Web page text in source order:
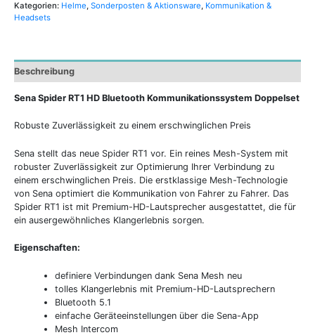
Kategorien: Helme, Sonderposten & Aktionsware, Kommunikation &
Headsets
Beschreibung
Sena Spider RT1 HD Bluetooth Kommunikationssystem Doppelset
Robuste Zuverlässigkeit zu einem erschwinglichen Preis
Sena stellt das neue Spider RT1 vor. Ein reines Mesh-System mit
robuster Zuverlässigkeit zur Optimierung Ihrer Verbindung zu
einem erschwinglichen Preis. Die erstklassige Mesh-Technologie
von Sena optimiert die Kommunikation von Fahrer zu Fahrer. Das
Spider RT1 ist mit Premium-HD-Lautsprecher ausgestattet, die für
ein ausergewöhnliches Klangerlebnis sorgen.
Eigenschaften:
definiere Verbindungen dank Sena Mesh neu
tolles Klangerlebnis mit Premium-HD-Lautsprechern
Bluetooth 5.1
einfache Geräteeinstellungen über die Sena-App
Mesh Intercom